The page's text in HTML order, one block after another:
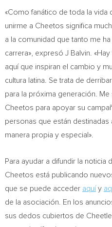
«Como fanático de toda la vida
unirme a Cheetos significa
a la comunidad que tanto me
carrera», expresó J Balvin.
aquí que inspiran el cambio y
cultura latina. Se trata de
para la próxima generación.
Cheetos para apoyar su
personas que están destinadas
manera propia y especial».
Para ayudar a difundir la noticia
Cheetos está publicando
que se puede acceder aquí y
de la asociación. En los
sus dedos cubiertos de